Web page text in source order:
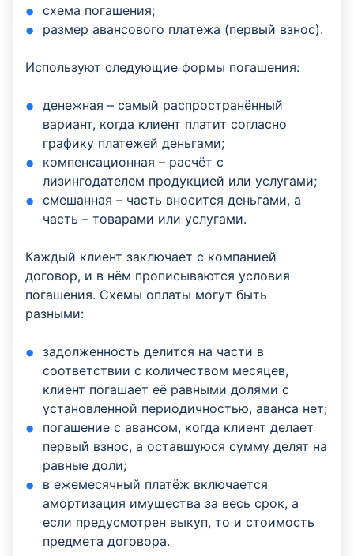
схема погашения;
размер авансового платежа (первый взнос).
Используют следующие формы погашения:
денежная – самый распространённый
вариант, когда клиент платит согласно
графику платежей деньгами;
компенсационная – расчёт с
лизингодателем продукцией или услугами;
смешанная – часть вносится деньгами, а
часть – товарами или услугами.
Каждый клиент заключает с компанией
договор, и в нём прописываются условия
погашения. Схемы оплаты могут быть
разными:
задолженность делится на части в
соответствии с количеством месяцев,
клиент погашает её равными долями с
установленной периодичностью, аванса нет;
погашение с авансом, когда клиент делает
первый взнос, а оставшуюся сумму делят на
равные доли;
в ежемесячный платёж включается
амортизация имущества за весь срок, а
если предусмотрен выкуп, то и стоимость
предмета договора.